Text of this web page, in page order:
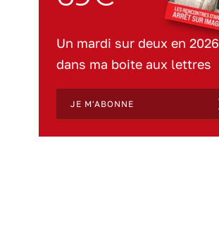
Un mardi sur deux en 2026
dans ma boite aux lettres
JE M'ABONNE